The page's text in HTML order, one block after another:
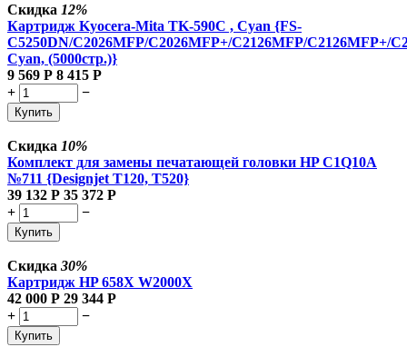
Скидка 12%
Картридж Kyocera-Mita TK-590C , Cyan {FS-
C5250DN/C2026MFP/C2026MFP+/C2126MFP/C2126MFP+/
Cyan, (5000стр.)}
9 569 Р 8 415 Р
+
−
Купить
Скидка 10%
Комплект для замены печатающей головки HP C1Q10A
№711 {Designjet T120, T520}
39 132 Р 35 372 Р
+
−
Купить
Скидка 30%
Картридж HP 658X W2000X
42 000 Р 29 344 Р
+
−
Купить